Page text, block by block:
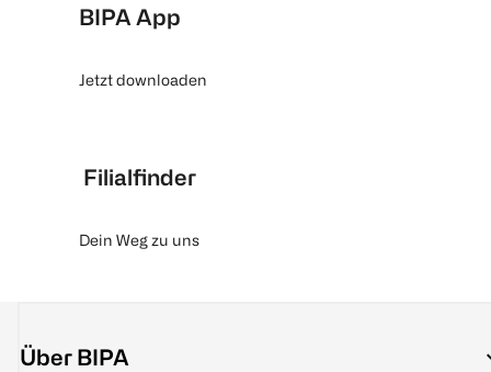
BIPA App
Jetzt downloaden
Filialfinder
Dein Weg zu uns
Über BIPA